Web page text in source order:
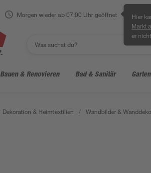
Morgen wieder ab 07:00 Uhr geöffnet Hier
Markt
er
Bauen & Renovieren Bad & Sanitär
Dekoration & Heimtextilien / Wandbilder &